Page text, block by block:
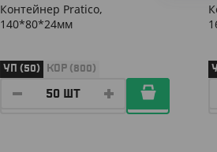
Контейнер Pratico,
140*80*24мм
УП (50) КОР (800)